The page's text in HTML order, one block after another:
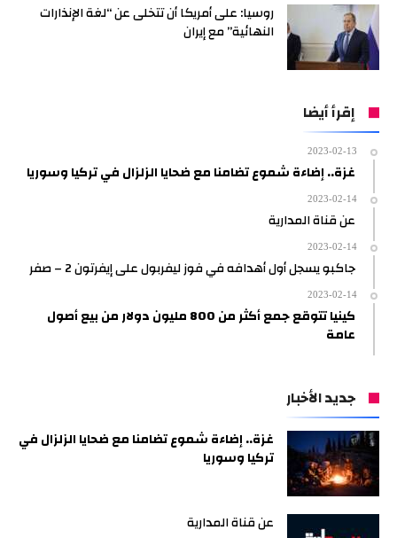
روسيا: على أمريكا أن تتخلى عن “لغة الإنذارات
النهائية” مع إيران
إقرأ أيضا
2023-02-13
غزة.. إضاءة شموع تضامنا مع ضحايا الزلزال في تركيا وسوريا
2023-02-14
عن قناة المدارية
2023-02-14
جاكبو يسجل أول أهدافه في فوز ليفربول على إيفرتون 2 – صفر
2023-02-14
كينيا تتوقع جمع أكثر من 800 مليون دولار من بيع أصول
عامة
جديد الأخبار
غزة.. إضاءة شموع تضامنا مع ضحايا الزلزال في
تركيا وسوريا
عن قناة المدارية